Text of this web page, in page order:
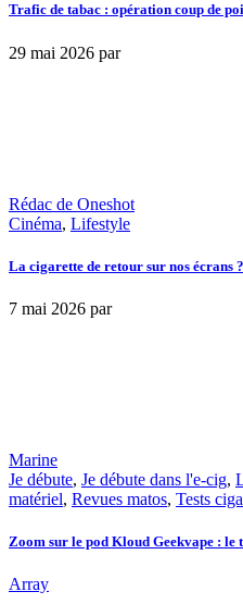
Trafic de tabac : opération coup de
29 mai 2026 par
Rédac de Oneshot
Cinéma, Lifestyle
La cigarette de retour sur nos écrans ?
7 mai 2026 par
Marine
Je débute, Je débute dans l'e-cig,
matériel, Revues matos, Tests
Zoom sur le pod Kloud Geekvape : le
Array